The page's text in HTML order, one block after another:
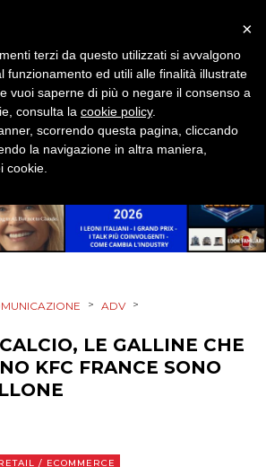
> ADV >
LE GALLINE CHE
KFC FRANCE SONO
/ ECOMMERCE
×
terzi da questo utilizzati si avvalgono
funzionamento ed utili alle finalità illustrate
vuoi saperne di più o negare il consenso a
consulta la cookie policy.
scorrendo questa pagina, cliccando
la navigazione in altra maniera,
cookie.